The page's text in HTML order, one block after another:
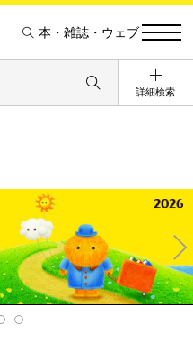
本・雑誌・ウェブ
詳細検索
Ne
xt